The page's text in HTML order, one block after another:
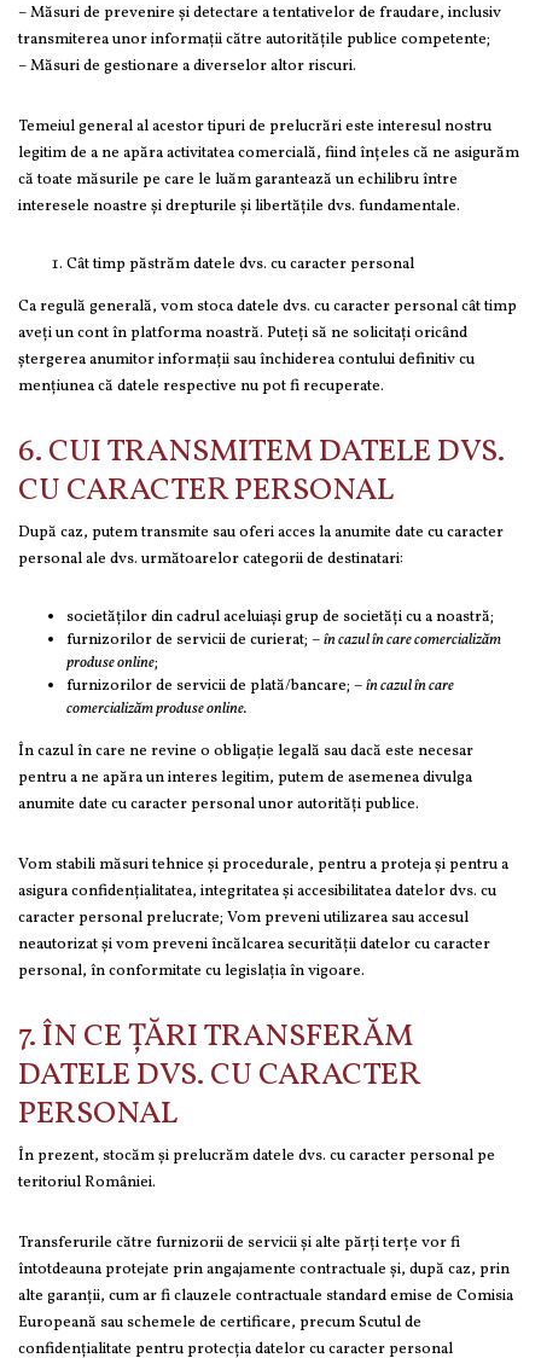
– Măsuri de prevenire și detectare a tentativelor de fraudare, inclusiv
transmiterea unor informații către autoritățile publice competente;
– Măsuri de gestionare a diverselor altor riscuri.
Temeiul general al acestor tipuri de prelucrări este interesul nostru
legitim de a ne apăra activitatea comercială, fiind înțeles că ne asigurăm
că toate măsurile pe care le luăm garantează un echilibru între
interesele noastre și drepturile și libertățile dvs. fundamentale.
Cât timp păstrăm datele dvs. cu caracter personal
Ca regulă generală, vom stoca datele dvs. cu caracter personal cât timp
aveți un cont în platforma noastră. Puteți să ne solicitați oricând
ștergerea anumitor informații sau închiderea contului definitiv cu
mențiunea că datele respective nu pot fi recuperate.
6. CUI TRANSMITEM DATELE DVS.
CU CARACTER PERSONAL
După caz, putem transmite sau oferi acces la anumite date cu caracter
personal ale dvs. următoarelor categorii de destinatari:
societăților din cadrul aceluiași grup de societăți cu a noastră;
furnizorilor de servicii de curierat; –în cazul în care comercializăm
produse online;
furnizorilor de servicii de plată/bancare; –în cazul în care
comercializăm produse online.
În cazul în care ne revine o obligație legală sau dacă este necesar
pentru a ne apăra un interes legitim, putem de asemenea divulga
anumite date cu caracter personal unor autorități publice.
Vom stabili măsuri tehnice și procedurale, pentru a proteja și pentru a
asigura confidențialitatea, integritatea și accesibilitatea datelor dvs. cu
caracter personal prelucrate; Vom preveni utilizarea sau accesul
neautorizat şi vom preveni încălcarea securității datelor cu caracter
personal, în conformitate cu legislaţia în vigoare.
7. ÎN CE ȚĂRI TRANSFERĂM
DATELE DVS. CU CARACTER
PERSONAL
În prezent, stocăm și prelucrăm datele dvs. cu caracter personal pe
teritoriul României.
Transferurile către furnizorii de servicii și alte părți terțe vor fi
întotdeauna protejate prin angajamente contractuale și, după caz, prin
alte garanții, cum ar fi clauzele contractuale standard emise de Comisia
Europeană sau schemele de certificare, precum Scutul de
confidențialitate pentru protecția datelor cu caracter personal